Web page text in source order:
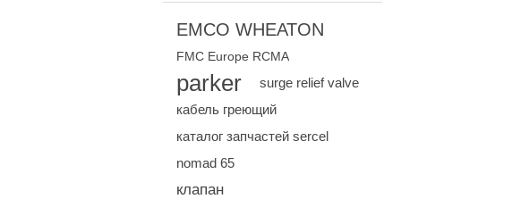
EMCO WHEATON
FMC Europe RCMA
parker
surge relief valve
кабель греющий
каталог запчастей sercel
nomad 65
клапан